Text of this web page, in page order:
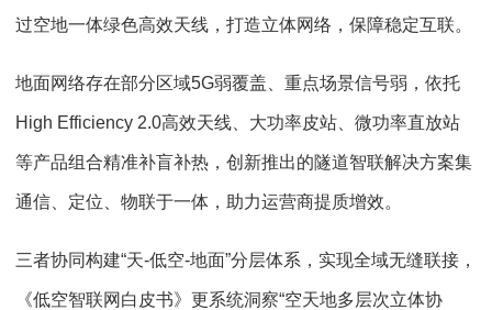
过空地一体绿色高效天线，打造立体网络，保障稳定互联。
地面网络存在部分区域5G弱覆盖、重点场景信号弱，依托
High Efficiency 2.0高效天线、大功率皮站、微功率直放站
等产品组合精准补盲补热，创新推出的隧道智联解决方案集
通信、定位、物联于一体，助力运营商提质增效。
三者协同构建“天-低空-地面”分层体系，实现全域无缝联接，
《低空智联网白皮书》更系统洞察“空天地多层次立体协